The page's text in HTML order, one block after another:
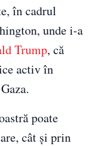
în cadrul
unde i-a
Trump, că
activ în
poate
cât și prin